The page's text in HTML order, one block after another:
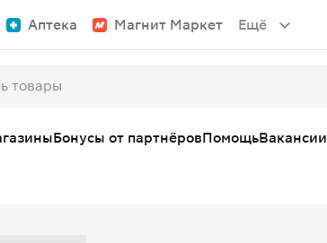
Аптека Магнит Маркет Ещё
Бонусы от партнёровПомощьВакансии